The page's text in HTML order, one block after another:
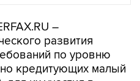
–
развития
по уровню
кредитующих малый